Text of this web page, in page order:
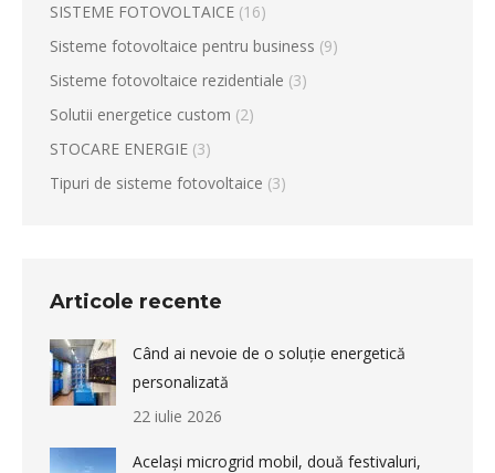
SISTEME FOTOVOLTAICE (16)
Sisteme fotovoltaice pentru business (9)
Sisteme fotovoltaice rezidentiale (3)
Solutii energetice custom (2)
STOCARE ENERGIE (3)
Tipuri de sisteme fotovoltaice (3)
Articole recente
Când ai nevoie de o soluție energetică
personalizată
22 iulie 2026
Același microgrid mobil, două festivaluri,